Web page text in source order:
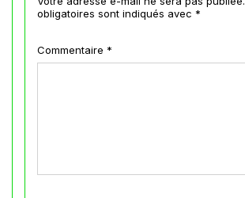
obligatoires sont indiqués avec *
Commentaire *